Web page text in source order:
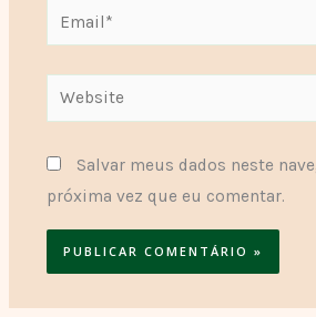
Email*
Website
Salvar meus dados neste
próxima vez que eu comentar.